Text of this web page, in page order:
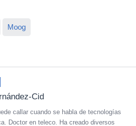
Moog
Cid
callar cuando se habla de tecnologías
Doctor en teleco. Ha creado diversos